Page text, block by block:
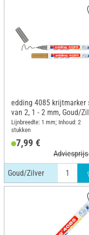
edding 4085 krijtmarker
van 2, 1 - 2 mm, Goud/
Lijnbreedte: 1 mm; Inhoud: 2
stukken
7,99 €
Adviesprijs
Goud/Zilver